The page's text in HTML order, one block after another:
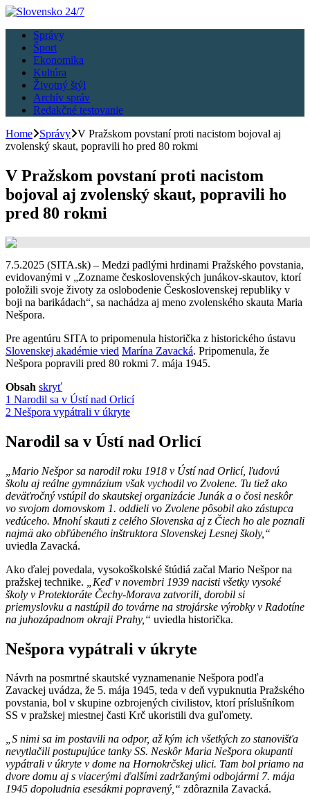
Správy
Šport
Ekonomika
Kultúra
Životný štýl
Archív správ
Redakčné testovanie
Home
Správy V Pražskom povstaní proti nacistom bojoval aj
zvolenský skaut, popravili ho pred 80 rokmi
V Pražskom povstaní proti nacistom
bojoval aj zvolenský skaut, popravili ho
pred 80 rokmi
7.5.2025 (SITA.sk) – Medzi padlými hrdinami Pražského povstania,
evidovanými v „Zozname československých junákov-skautov, ktorí
položili svoje životy za oslobodenie Československej republiky v
boji na barikádach“, sa nachádza aj meno zvolenského skauta Maria
Nešpora.
Pre agentúru SITA to pripomenula historička z historického ústavu
Slovenskej akadémie vied Marína Zavacká. Pripomenula, že
Nešpora popravili pred 80 rokmi 7. mája 1945.
Obsah skryť
1 Narodil sa v Ústí nad Orlicí
2 Nešpora vypátrali v úkryte
Narodil sa v Ústí nad Orlicí
„Mario Nešpor sa narodil roku 1918 v Ústí nad Orlicí, ľudovú
školu aj reálne gymnázium však vychodil vo Zvolene. Tu tiež ako
deväťročný vstúpil do skautskej organizácie Junák a o čosi neskôr
vo svojom domovskom 1. oddieli vo Zvolene pôsobil ako zástupca
vedúceho. Mnohí skauti z celého Slovenska aj z Čiech ho ale poznali
najmä ako obľúbeného inštruktora Slovenskej Lesnej školy,“
uviedla Zavacká.
Ako ďalej povedala, vysokoškolské štúdiá začal Mario Nešpor na
pražskej technike.
„Keď v novembri 1939 nacisti všetky vysoké
školy v Protektoráte Čechy-Morava zatvorili, dorobil si
priemyslovku a nastúpil do továrne na strojárske výrobky v Radotíne
na juhozápadnom okraji Prahy,“ uviedla historička.
Nešpora vypátrali v úkryte
Návrh na posmrtné skautské vyznamenanie Nešpora podľa
Zavackej uvádza, že 5. mája 1945, teda v deň vypuknutia Pražského
povstania, bol v skupine ozbrojených civilistov, ktorí príslušníkom
SS v pražskej miestnej časti Krč ukoristili dva guľomety.
„S nimi sa im postavili na odpor, až kým ich všetkých zo stanovišťa
nevytlačili postupujúce tanky SS. Neskôr Maria Nešpora okupanti
vypátrali v úkryte v dome na Hornokrčskej ulici. Tam bol priamo na
dvore domu aj s viacerými ďalšími zadržanými odbojármi 7. mája
1945 dopoludnia esesákmi popravený,“ zdôraznila Zavacká.